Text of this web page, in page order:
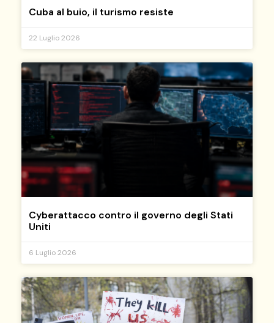
Cuba al buio, il turismo resiste
22 Luglio 2026
Cyberattacco contro il governo degli Stati
Uniti
6 Luglio 2026